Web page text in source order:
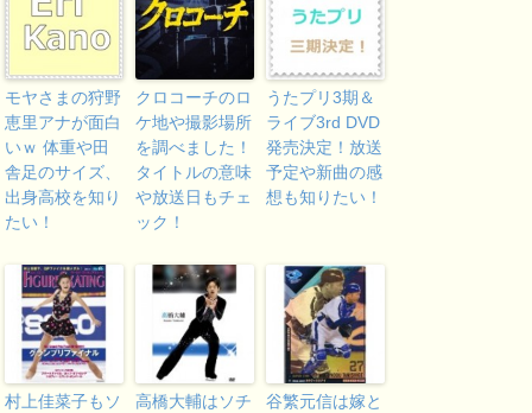
モヤさまの狩野
恵里アナが面白
いｗ 体重や田
舎足のサイズ、
出身高校を知り
たい！
クロコーチのロ
ケ地や撮影場所
を調べました！
タイトルの意味
や放送日もチェ
ック！
うたプリ3期＆
ライブ3rd DVD
発売決定！放送
予定や新曲の感
想も知りたい！
村上佳菜子もソ
高橋大輔はソチ
谷繁元信は嫁と